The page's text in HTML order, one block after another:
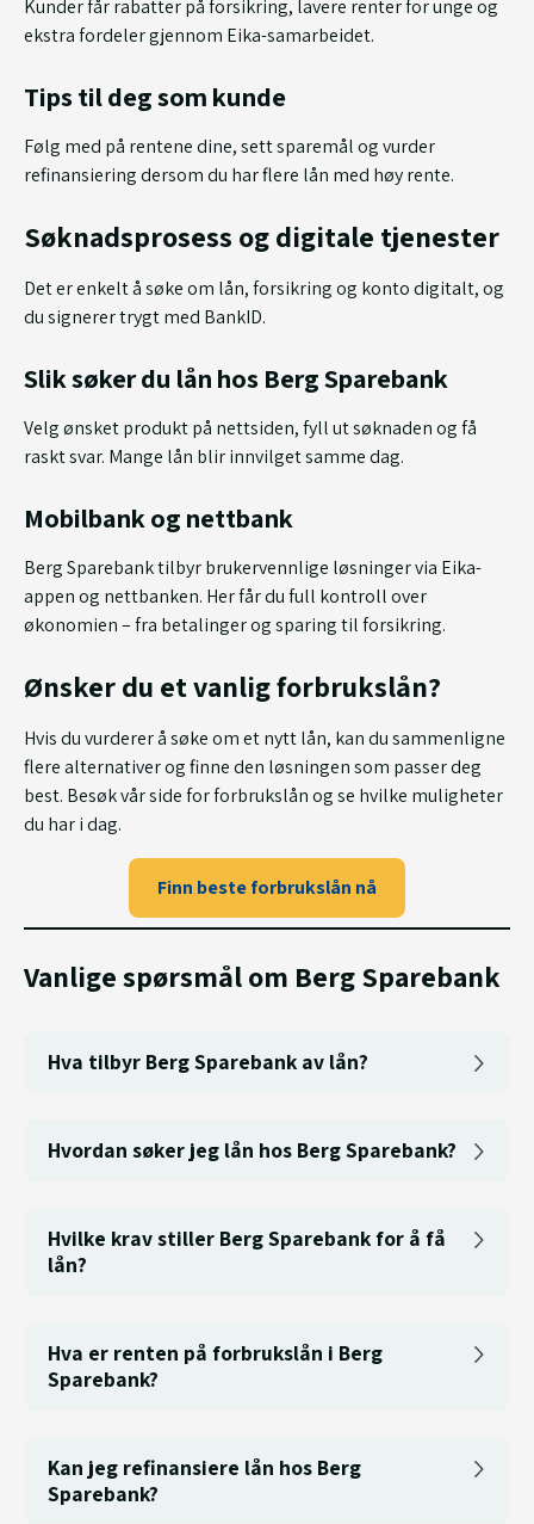
Kunder får rabatter på forsikring, lavere renter for unge og
ekstra fordeler gjennom Eika-samarbeidet.
Tips til deg som kunde
Følg med på rentene dine, sett sparemål og vurder
refinansiering dersom du har flere lån med høy rente.
Søknadsprosess og digitale tjenester
Det er enkelt å søke om lån, forsikring og konto digitalt, og
du signerer trygt med BankID.
Slik søker du lån hos Berg Sparebank
Velg ønsket produkt på nettsiden, fyll ut søknaden og få
raskt svar. Mange lån blir innvilget samme dag.
Mobilbank og nettbank
Berg Sparebank tilbyr brukervennlige løsninger via Eika-
appen og nettbanken. Her får du full kontroll over
økonomien – fra betalinger og sparing til forsikring.
Ønsker du et vanlig forbrukslån?
Hvis du vurderer å søke om et nytt lån, kan du sammenligne
flere alternativer og finne den løsningen som passer deg
best. Besøk vår side for forbrukslån og se hvilke muligheter
du har i dag.
Finn beste forbrukslån nå
Vanlige spørsmål om Berg Sparebank
Hva tilbyr Berg Sparebank av lån?
Hvordan søker jeg lån hos Berg Sparebank?
Hvilke krav stiller Berg Sparebank for å få
lån?
Hva er renten på forbrukslån i Berg
Sparebank?
Kan jeg refinansiere lån hos Berg
Sparebank?